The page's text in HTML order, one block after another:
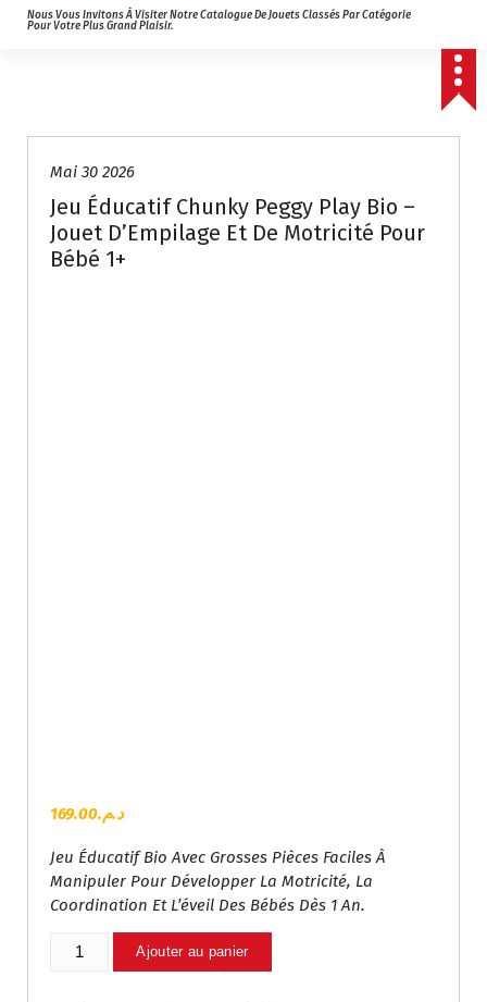
Nous Vous Invitons À Visiter Notre Catalogue De Jouets Classés Par Catégorie
Pour Votre Plus Grand Plaisir.
Mai 30 2026
Jeu Éducatif Chunky Peggy Play Bio –
Jouet D’Empilage Et De Motricité Pour
Bébé 1+
د.م.169.00
Jeu Éducatif Bio Avec Grosses Pièces Faciles À
Manipuler Pour Développer La Motricité, La
Coordination Et L’éveil Des Bébés Dès 1 An.
Quantité
Ajouter au panier